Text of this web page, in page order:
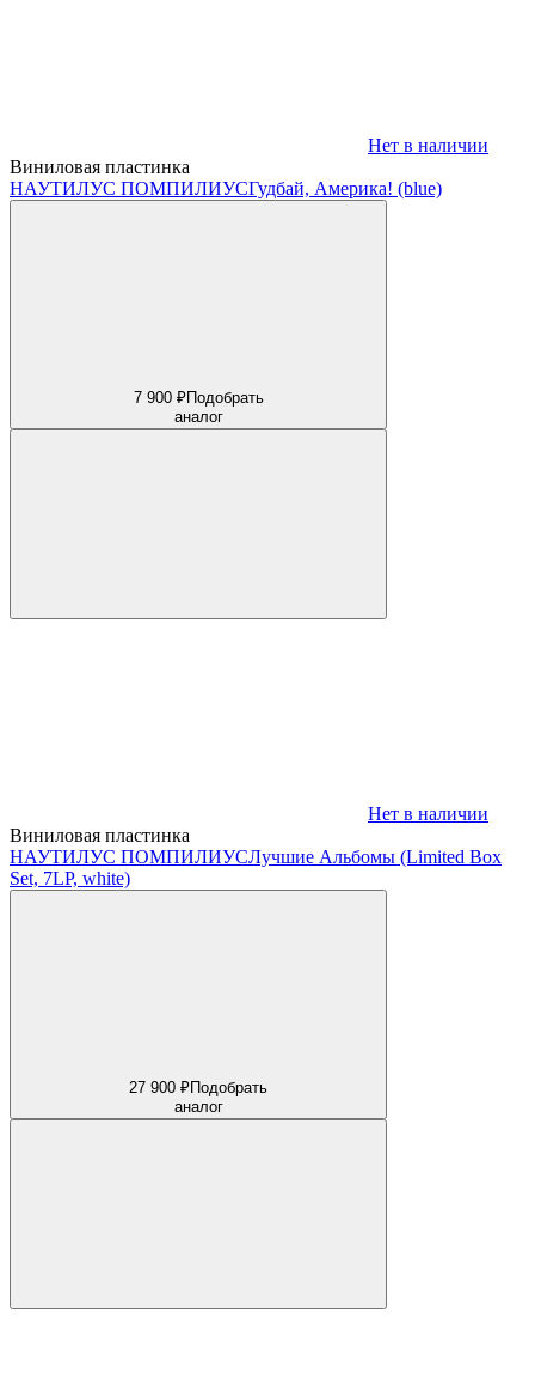
Нет в наличии
Виниловая пластинка
НАУТИЛУС ПОМПИЛИУСГудбай, Америка! (blue)
7 900 ₽Подобрать
аналог
Нет в наличии
Виниловая пластинка
НАУТИЛУС ПОМПИЛИУСЛучшие Альбомы (Limited Box
Set, 7LP, white)
27 900 ₽Подобрать
аналог